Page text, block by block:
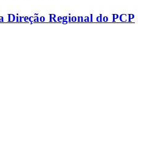
Direção Regional do PCP